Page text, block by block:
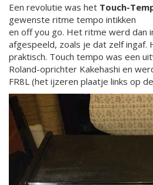
Een revolutie was het Touch-
gewenste ritme tempo intikken
en off you go. Het ritme werd dan
afgespeeld, zoals je dat zelf ingaf.
praktisch. Touch tempo was een
Roland-oprichter Kakehashi en
FR8L (het ijzeren plaatje links op